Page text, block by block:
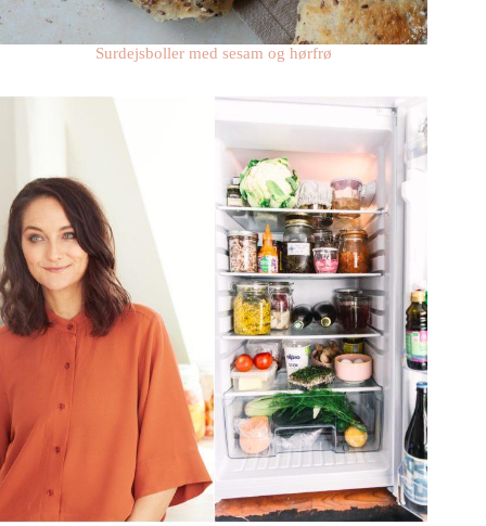
Surdejsboller med sesam og hørfrø